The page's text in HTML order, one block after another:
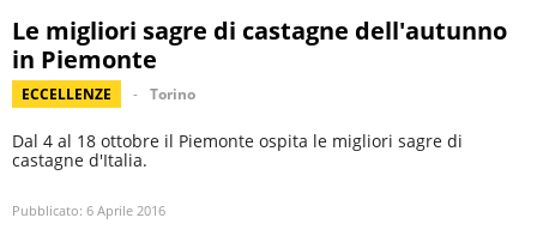
Le migliori sagre di castagne dell'autunno
in Piemonte
ECCELLENZE Torino
Dal 4 al 18 ottobre il Piemonte ospita le migliori sagre di
castagne d'Italia.
Pubblicato: 6 Aprile 2016